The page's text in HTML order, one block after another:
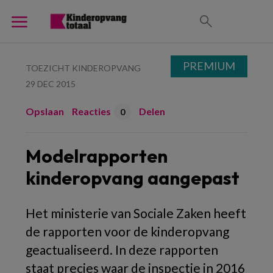
TOEZICHT KINDEROPVANG
29 DEC 2015
Opslaan Reacties 0 Delen
Modelrapporten
kinderopvang aangepast
Het ministerie van Sociale Zaken heeft
de rapporten voor de kinderopvang
geactualiseerd. In deze rapporten
staat precies waar de inspectie in 2016
PREMIUM